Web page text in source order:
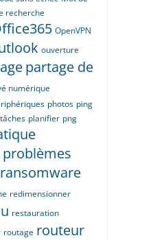
recherche
OpenVPN
ouverture
partage de
numérique
photos ping
planifier png
problèmes
ransomware
redimensionner
restauration
routage routeur